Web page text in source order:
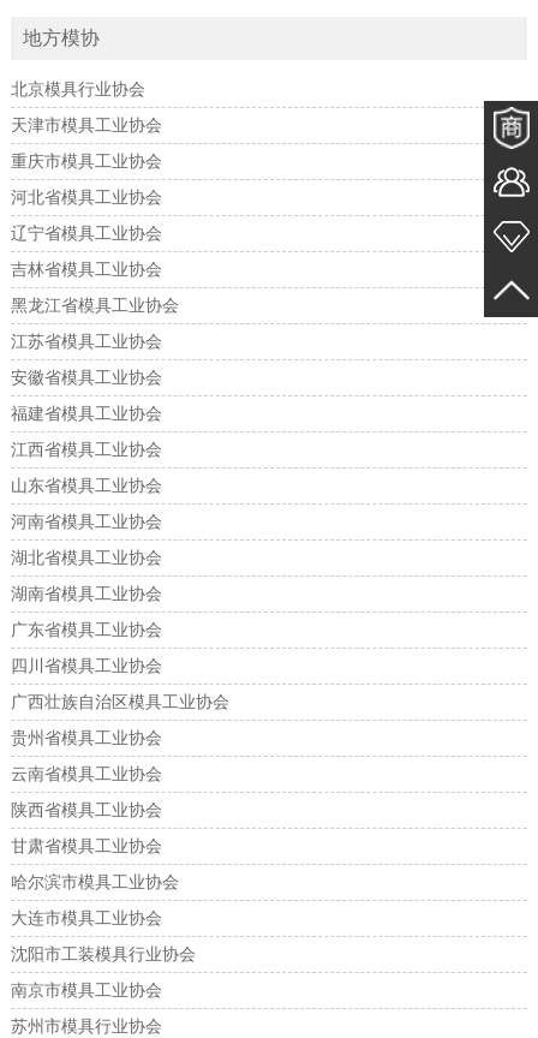
地方模协
北京模具行业协会
天津市模具工业协会
重庆市模具工业协会
河北省模具工业协会
辽宁省模具工业协会
吉林省模具工业协会
黑龙江省模具工业协会
江苏省模具工业协会
安徽省模具工业协会
福建省模具工业协会
江西省模具工业协会
山东省模具工业协会
河南省模具工业协会
湖北省模具工业协会
湖南省模具工业协会
广东省模具工业协会
四川省模具工业协会
广西壮族自治区模具工业协会
贵州省模具工业协会
云南省模具工业协会
陕西省模具工业协会
甘肃省模具工业协会
哈尔滨市模具工业协会
大连市模具工业协会
沈阳市工装模具行业协会
南京市模具工业协会
苏州市模具行业协会